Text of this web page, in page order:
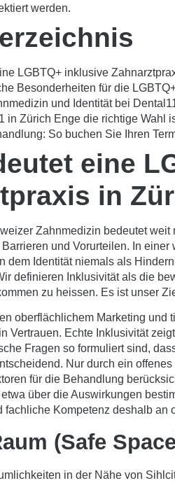
werden.
LGBTQ+ inklusive
Besonderheiten für die
und Identität bei
in Zürich Enge die richtige Wahl
So buchen Sie Ihren
eine
in
Zahnmedizin bedeutet
und Vorurteilen. In
dem Identität niemals als
definieren Inklusivität als die
zu heissen. Es ist unser
oberflächlichem Marketing
Vertrauen. Echte Inklusivität
Fragen so formuliert sind,
Nur durch ein
für die Behandlung
über die Auswirkungen
fachliche Kompetenz deshalb an
(Safe
in der Nähe von